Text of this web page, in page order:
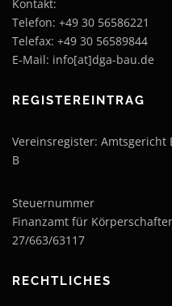
Kontakt:
Telefon: +49 30 56586221
Telefax: +49 30 56589844
E-Mail: info[at]dga-bau.de
REGISTEREINTRAG
Vereinsregister: Amtsgericht
B
Steuernummer
Finanzamt für
27/663/63117
RECHTLICHES